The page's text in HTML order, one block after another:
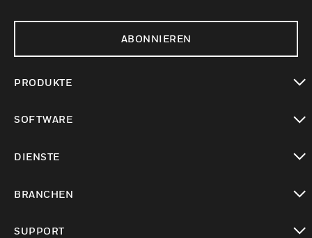
ABONNIEREN
PRODUKTE
SOFTWARE
DIENSTE
BRANCHEN
SUPPORT